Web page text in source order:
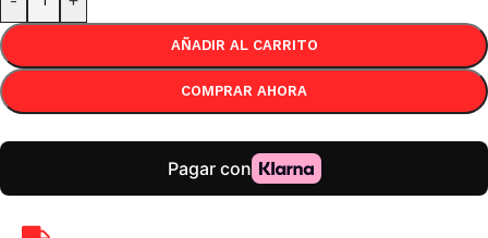
AÑADIR AL CARRITO
COMPRAR AHORA